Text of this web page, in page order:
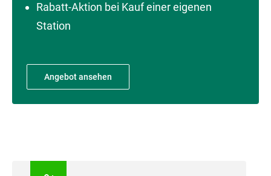
Rabatt-Aktion bei Kauf einer eigenen
Station
Angebot ansehen